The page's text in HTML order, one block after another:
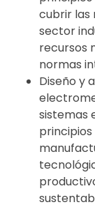
cubrir las
sector
recursos
normas
Diseño y
sistemas